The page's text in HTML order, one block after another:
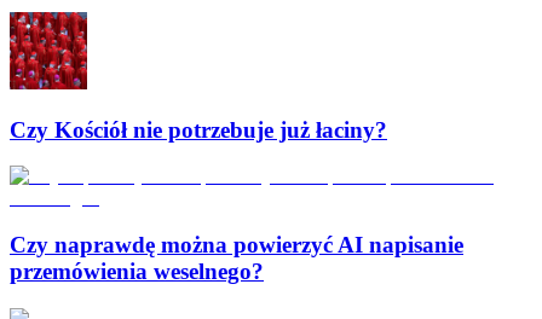
Czy Kościół nie potrzebuje już łaciny?
Czy naprawdę można powierzyć AI napisanie
przemówienia weselnego?